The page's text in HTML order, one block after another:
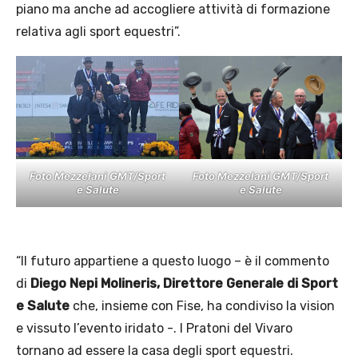
piano ma anche ad accogliere attività di formazione
relativa agli sport equestri”.
Foto Mezzelani GMT/Sport
e Salute
Foto Mezzelani GMT/Sport
e Salute
“Il futuro appartiene a questo luogo – è il commento
di Diego Nepi Molineris, Direttore Generale di Sport
e Salute che, insieme con Fise, ha condiviso la vision
e vissuto l’evento iridato -. I Pratoni del Vivaro
tornano ad essere la casa degli sport equestri.